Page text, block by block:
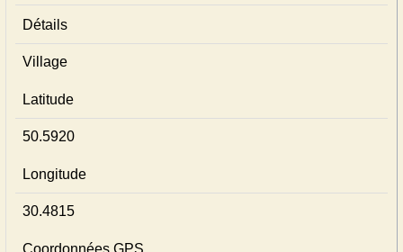
Détails
Village
Latitude
50.5920
Longitude
30.4815
Coordonnées GPS